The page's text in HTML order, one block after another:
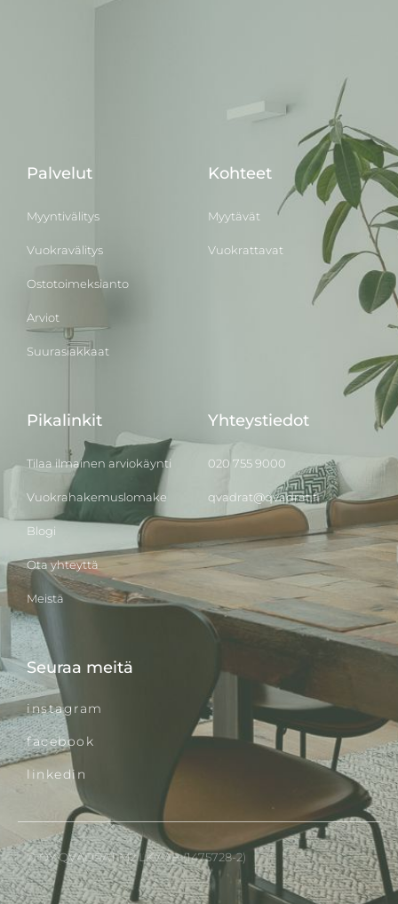
Palvelut
Myyntivälitys
Vuokravälitys
Ostotoimeksianto
Arviot
Suurasiakkaat
Kohteet
Myytävät
Vuokrattavat
Pikalinkit
Tilaa ilmainen arviokäynti
Vuokrahakemuslomake
Blogi
Ota yhteyttä
Meistä
Yhteystiedot
020 755 9000
qvadrat@qvadrat.fi
Seuraa meitä
instagram
facebook
linkedin
© OY QVADRAT M2 LKV AB (1475728-2)